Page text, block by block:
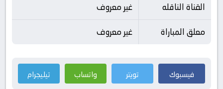
القناة الناقله
غير معروف
معلق المباراة
غير معروف
فيسبوك تويتر واتساب تيليجرام